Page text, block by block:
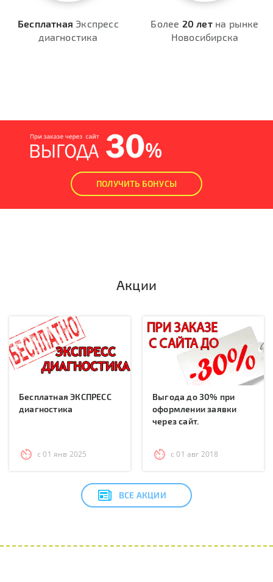
Бесплатная Экспресс
диагностика
Более 20 летна рынке
Новосибирска
ПОЛУЧИТЬ БОНУСЫ
Акции
Бесплатная ЭКСПРЕСС
диагностика
с 01 янв 2025
Выгода до 30% при
оформлении заявки
через сайт.
с 01 авг 2018
ВСЕ АКЦИИ